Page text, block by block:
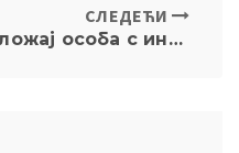
СЛЕДЕЋИ
Општи семинар “Положај особа с инвалидитетом у Србији” 10.10.2023. године